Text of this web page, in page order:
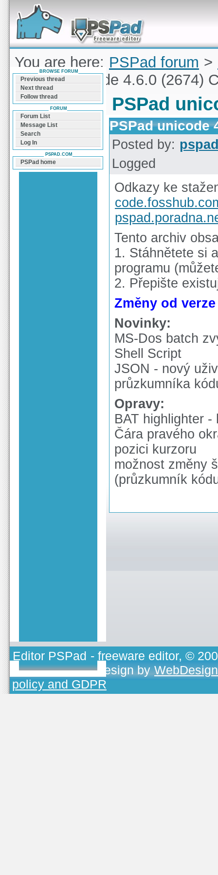
Forum can help you solve problems and quickly
find a solution with PSPad for Microsoft
Windows
You are here: PSPad forum >
PSPad unicode 4.6.0 (2674)
PSPad
PSPad unicode
Posted by:
Logged
Odkazy ke
Tento archiv
1. Stáhnětete si
programu
2. Přepište
Změny od verze
Novinky:
MS-Dos batch
Shell Script
JSON - nový
průzkumníka
Opravy:
BAT highlighter
Čára pravého
pozici kurzoru
možnost změny
(průzkumník
BROWSE FORUM
Previous thread
Next thread
Follow thread
FORUM
Forum List
Message List
Search
Log In
PSPAD.COM
PSPad home
Editor PSPad - freeware editor, ©
TOJEONO.CZ, design by
policy and GDPR